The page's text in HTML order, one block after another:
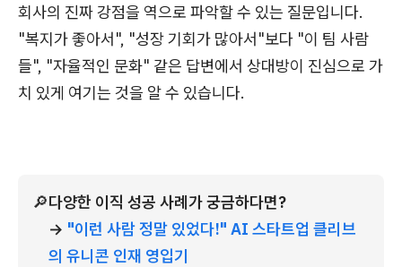
회사의 진짜 강점을 역으로 파악할 수 있는 질문입니다.
"복지가 좋아서", "성장 기회가 많아서"보다 "이 팀 사람
들", "자율적인 문화" 같은 답변에서 상대방이 진심으로 가
치 있게 여기는 것을 알 수 있습니다.
🔎다양한 이직 성공 사례가 궁금하다면?
→ "이런 사람 정말 있었다!" AI 스타트업 클리브
의 유니콘 인재 영입기